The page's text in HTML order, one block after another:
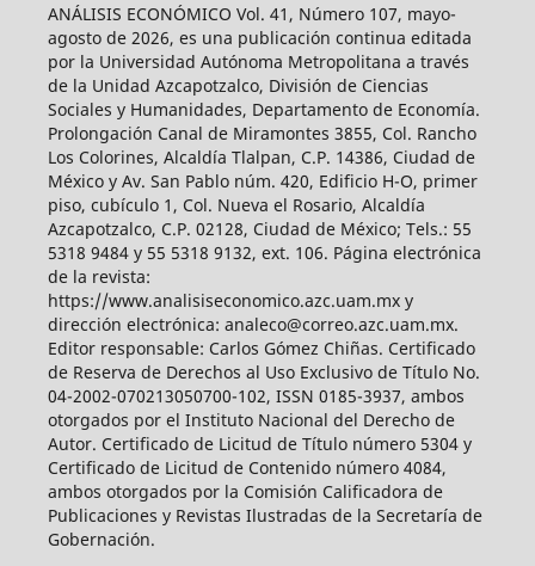
ANÁLISIS ECONÓMICO Vol. 41, Número 107, mayo-
agosto de 2026, es una publicación continua editada
por la Universidad Autónoma Metropolitana a través
de la Unidad Azcapotzalco, División de Ciencias
Sociales y Humanidades, Departamento de Economía.
Prolongación Canal de Miramontes 3855, Col. Rancho
Los Colorines, Alcaldía Tlalpan, C.P. 14386, Ciudad de
México y Av. San Pablo núm. 420, Edificio H-O, primer
piso, cubículo 1, Col. Nueva el Rosario, Alcaldía
Azcapotzalco, C.P. 02128, Ciudad de México; Tels.: 55
5318 9484 y 55 5318 9132, ext. 106. Página electrónica
de la revista:
https://www.analisiseconomico.azc.uam.mx y
dirección electrónica: analeco@correo.azc.uam.mx.
Editor responsable: Carlos Gómez Chiñas. Certificado
de Reserva de Derechos al Uso Exclusivo de Título No.
04-2002-070213050700-102, ISSN 0185-3937, ambos
otorgados por el Instituto Nacional del Derecho de
Autor. Certificado de Licitud de Título número 5304 y
Certificado de Licitud de Contenido número 4084,
ambos otorgados por la Comisión Calificadora de
Publicaciones y Revistas Ilustradas de la Secretaría de
Gobernación.